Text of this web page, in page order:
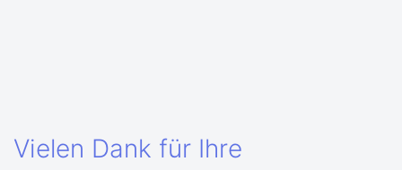
Vielen Dank für Ihre